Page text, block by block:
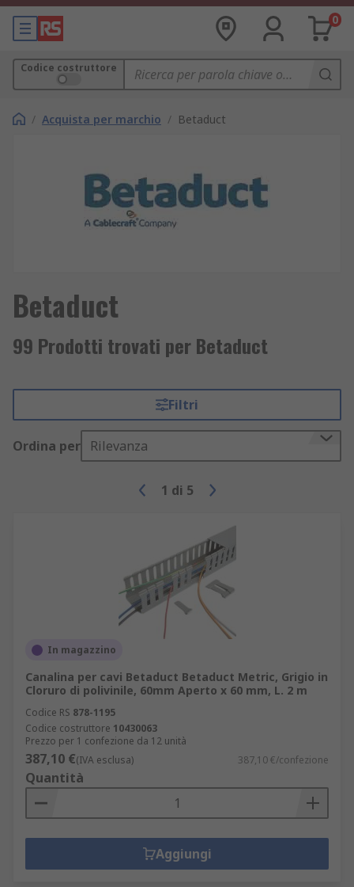
0
Codice costruttore
/ Acquista per marchio / Betaduct
Betaduct
99 Prodotti trovati per Betaduct
Filtri
Ordina per Rilevanza
1 di 5
In magazzino
Canalina per cavi Betaduct Betaduct Metric, Grigio in
Cloruro di polivinile, 60mm Aperto x 60 mm, L. 2 m
Codice RS 878-1195
Codice costruttore 10430063
Prezzo per 1 confezione da 12 unità
387,10 €(IVA esclusa) 387,10 €/confezione
Quantità
Aggiungi